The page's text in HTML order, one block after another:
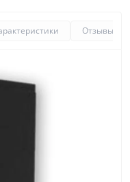
Отзывы